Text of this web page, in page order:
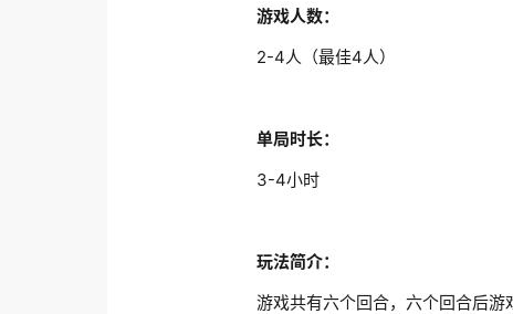
游戏人数：
2-4人（最佳4人）
单局时长：
3-4小时
玩法简介：
游戏共有六个回合，六个回合后